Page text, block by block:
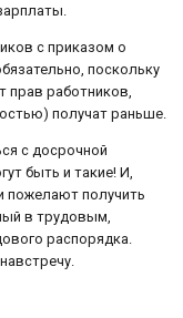
с приказом о
поскольку
прав работников,
получат раньше.
с досрочной
быть и такие! И,
пожелают получить
в трудовым,
распорядка.